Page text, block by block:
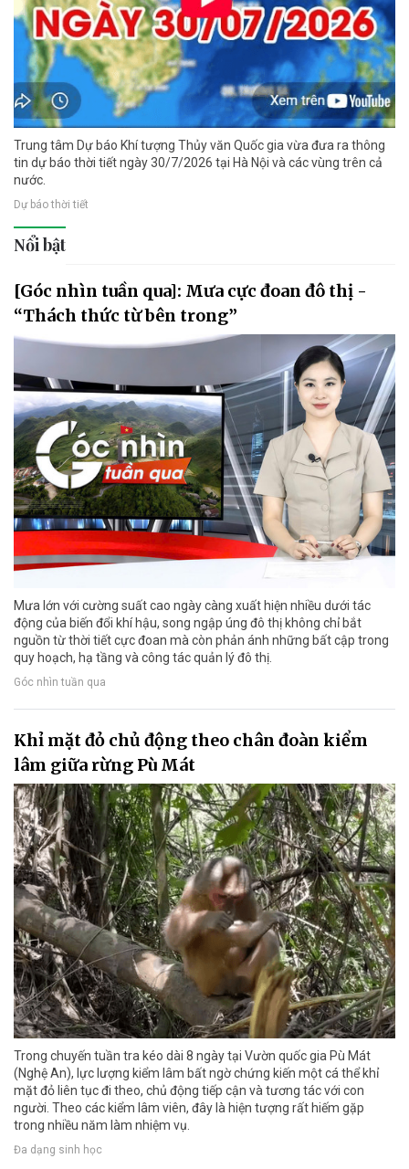
Trung tâm Dự báo Khí tượng Thủy văn Quốc gia vừa đưa ra thông
tin dự báo thời tiết ngày 30/7/2026 tại Hà Nội và các vùng trên cả
nước.
Dự báo thời tiết
Nổi bật
[Góc nhìn tuần qua]: Mưa cực đoan đô thị -
“Thách thức từ bên trong”
Mưa lớn với cường suất cao ngày càng xuất hiện nhiều dưới tác
động của biến đổi khí hậu, song ngập úng đô thị không chỉ bắt
nguồn từ thời tiết cực đoan mà còn phản ánh những bất cập trong
quy hoạch, hạ tầng và công tác quản lý đô thị.
Góc nhìn tuần qua
Khỉ mặt đỏ chủ động theo chân đoàn kiểm
lâm giữa rừng Pù Mát
Trong chuyến tuần tra kéo dài 8 ngày tại Vườn quốc gia Pù Mát
(Nghệ An), lực lượng kiểm lâm bất ngờ chứng kiến một cá thể khỉ
mặt đỏ liên tục đi theo, chủ động tiếp cận và tương tác với con
người. Theo các kiểm lâm viên, đây là hiện tượng rất hiếm gặp
trong nhiều năm làm nhiệm vụ.
Đa dạng sinh học